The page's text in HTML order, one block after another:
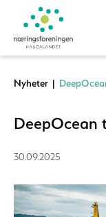
Nyheter |
DeepOcean
30.09.2025